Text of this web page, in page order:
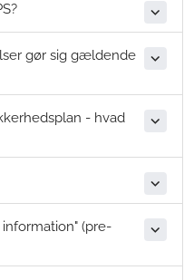
gør sig gældende
- hvad
(pre-